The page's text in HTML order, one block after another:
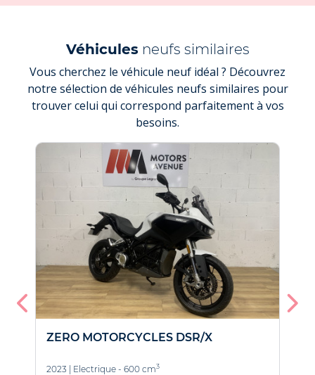
Véhiculesneufs similaires
Vous cherchez le véhicule neuf idéal ? Découvrez
notre sélection de véhicules neufs similaires pour
trouver celui qui correspond parfaitement à vos
besoins.
ZERO MOTORCYCLES DSR/X
2023 | Electrique - 600 cm3